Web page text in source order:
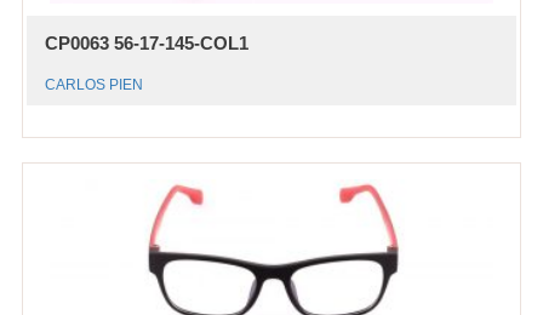
CP0063 56-17-145-COL1
CARLOS PIEN